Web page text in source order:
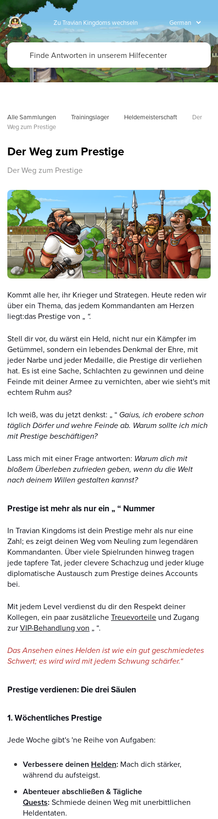
Zu Travian Kingdoms wechseln
Alle Sammlungen Trainingslager Heldemeisterschaft
Der
Weg zum Prestige
Der Weg zum Prestige
Der Weg zum Prestige
Kommt alle her, ihr Krieger und Strategen. Heute reden wir
über ein Thema, das jedem Kommandanten am Herzen
liegt:das Prestige von „ “.
Stell dir vor, du wärst ein Held, nicht nur ein Kämpfer im
Getümmel, sondern ein lebendes Denkmal der Ehre, mit
jeder Narbe und jeder Medaille, die Prestige dir verliehen
hat. Es ist eine Sache, Schlachten zu gewinnen und deine
Feinde mit deiner Armee zu vernichten, aber wie sieht's mit
echtem Ruhm aus?
Ich weiß, was du jetzt denkst: „ “ Gaius, ich erobere schon
täglich Dörfer und wehre Feinde ab. Warum sollte ich mich
mit Prestige beschäftigen?
Lass mich mit einer Frage antworten: Warum dich mit
bloßem Überleben zufrieden geben, wenn du die Welt
nach deinem Willen gestalten kannst?
Prestige ist mehr als nur ein „ “ Nummer
In Travian Kingdoms ist dein Prestige mehr als nur eine
Zahl; es zeigt deinen Weg vom Neuling zum legendären
Kommandanten. Über viele Spielrunden hinweg tragen
jede tapfere Tat, jeder clevere Schachzug und jeder kluge
diplomatische Austausch zum Prestige deines Accounts
bei.
Mit jedem Level verdienst du dir den Respekt deiner
Kollegen, ein paar zusätzlicheTreuevorteile und Zugang
zurVIP-Behandlung von „ “.
Das Ansehen eines Helden ist wie ein gut geschmiedetes
Schwert; es wird wird mit jedem Schwung schärfer.“
Prestige verdienen: Die drei Säulen
1. Wöchentliches Prestige
Jede Woche gibt's 'ne Reihe von Aufgaben:
Verbessere deinen Helden: Mach dich stärker,
während du aufsteigst.
Abenteuer abschließen & Tägliche
Quests: Schmiede deinen Weg mit unerbittlichen
Heldentaten.